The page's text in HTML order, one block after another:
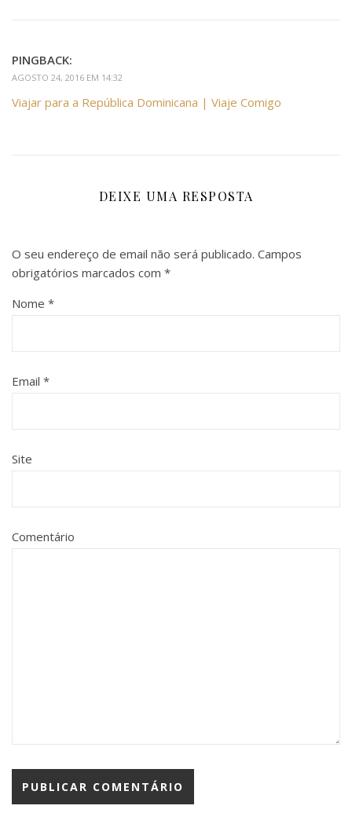
PINGBACK:
AGOSTO 24, 2016 EM 14:32
Viajar para a República Dominicana | Viaje Comigo
DEIXE UMA RESPOSTA
O seu endereço de email não será publicado. Campos
obrigatórios marcados com *
Nome *
Email *
Site
Comentário